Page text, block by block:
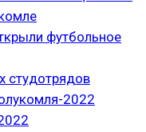
футбольное
студотрядов
2022